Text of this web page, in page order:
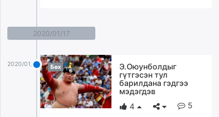
urlag.mn
asu.mn
shudarga.mn
shuurhai.mn
unuudur.mn
2020/01/17
2020/01/17 Бөх
Э.Оюунболдыг
гүтгэсэн тул
барилдана гэдгээ
мэдэгдэв
4
5